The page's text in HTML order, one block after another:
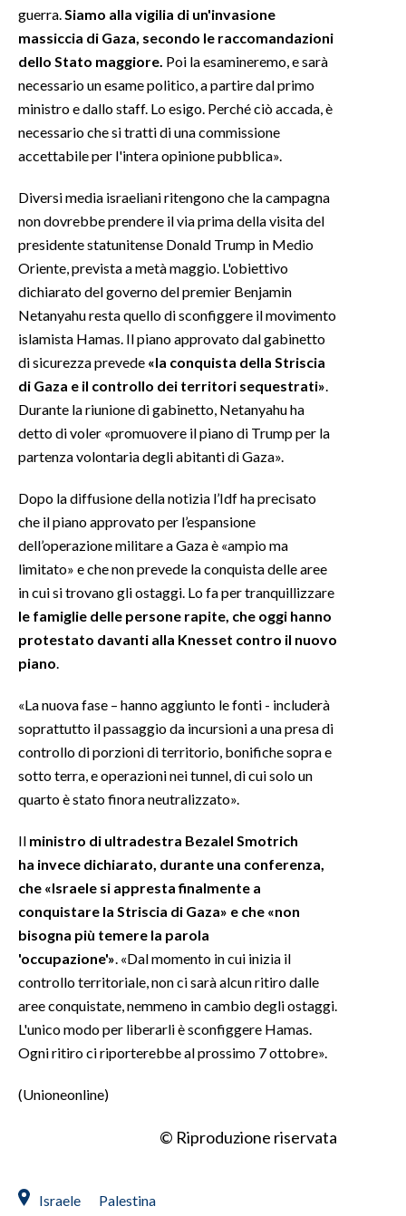
guerra. Siamo alla vigilia di un'invasione
massiccia di Gaza, secondo le raccomandazioni
dello Stato maggiore. Poi la esamineremo, e sarà
necessario un esame politico, a partire dal primo
ministro e dallo staff. Lo esigo. Perché ciò accada, è
necessario che si tratti di una commissione
accettabile per l'intera opinione pubblica».
Diversi media israeliani ritengono che la campagna
non dovrebbe prendere il via prima della visita del
presidente statunitense Donald Trump in Medio
Oriente, prevista a metà maggio. L'obiettivo
dichiarato del governo del premier Benjamin
Netanyahu resta quello di sconfiggere il movimento
islamista Hamas. Il piano approvato dal gabinetto
di sicurezza prevede «la conquista della Striscia
di Gaza e il controllo dei territori sequestrati»
Durante la riunione di gabinetto, Netanyahu ha
detto di voler «promuovere il piano di Trump per la
partenza volontaria degli abitanti di Gaza».
Dopo la diffusione della notizia l’Idf ha precisato
che il piano approvato per l’espansione
dell’operazione militare a Gaza è «ampio ma
limitato» e che non prevede la conquista delle aree
in cui si trovano gli ostaggi. Lo fa per tranquillizzare
le famiglie delle persone rapite, che oggi hanno
protestato davanti alla Knesset contro il nuovo
piano
«La nuova fase – hanno aggiunto le fonti - includerà
soprattutto il passaggio da incursioni a una presa di
controllo di porzioni di territorio, bonifiche sopra e
sotto terra, e operazioni nei tunnel, di cui solo un
quarto è stato finora neutralizzato».
Il ministro di ultradestra Bezalel Smotrich
ha invece dichiarato, durante una conferenza,
che «Israele si appresta finalmente a
conquistare la Striscia di Gaza» e che «non
bisogna più temere la parola
'occupazione'» . «Dal momento in cui inizia il
controllo territoriale, non ci sarà alcun ritiro dalle
aree conquistate, nemmeno in cambio degli ostaggi.
L'unico modo per liberarli è sconfiggere Hamas.
Ogni ritiro ci riporterebbe al prossimo 7 ottobre».
(Unioneonline)
© Riproduzione riservata
Israele Palestina